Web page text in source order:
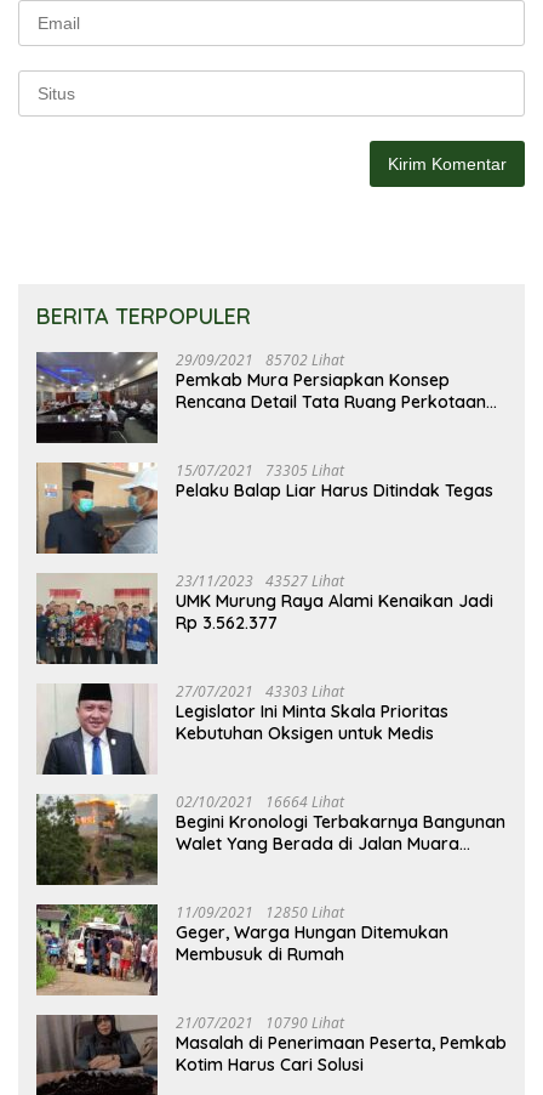
BERITA TERPOPULER
29/09/2021 85702 Lihat
Pemkab Mura Persiapkan Konsep
Rencana Detail Tata Ruang Perkotaan
15/07/2021 73305 Lihat
Pelaku Balap Liar Harus Ditindak Tegas
23/11/2023 43527 Lihat
UMK Murung Raya Alami Kenaikan Jadi
Rp 3.562.377
27/07/2021 43303 Lihat
Legislator Ini Minta Skala Prioritas
Kebutuhan Oksigen untuk Medis
02/10/2021 16664 Lihat
Begini Kronologi Terbakarnya Bangunan
Walet Yang Berada di Jalan Muara
11/09/2021 12850 Lihat
Geger, Warga Hungan Ditemukan
Membusuk di Rumah
21/07/2021 10790 Lihat
Masalah di Penerimaan Peserta, Pemkab
Kotim Harus Cari Solusi